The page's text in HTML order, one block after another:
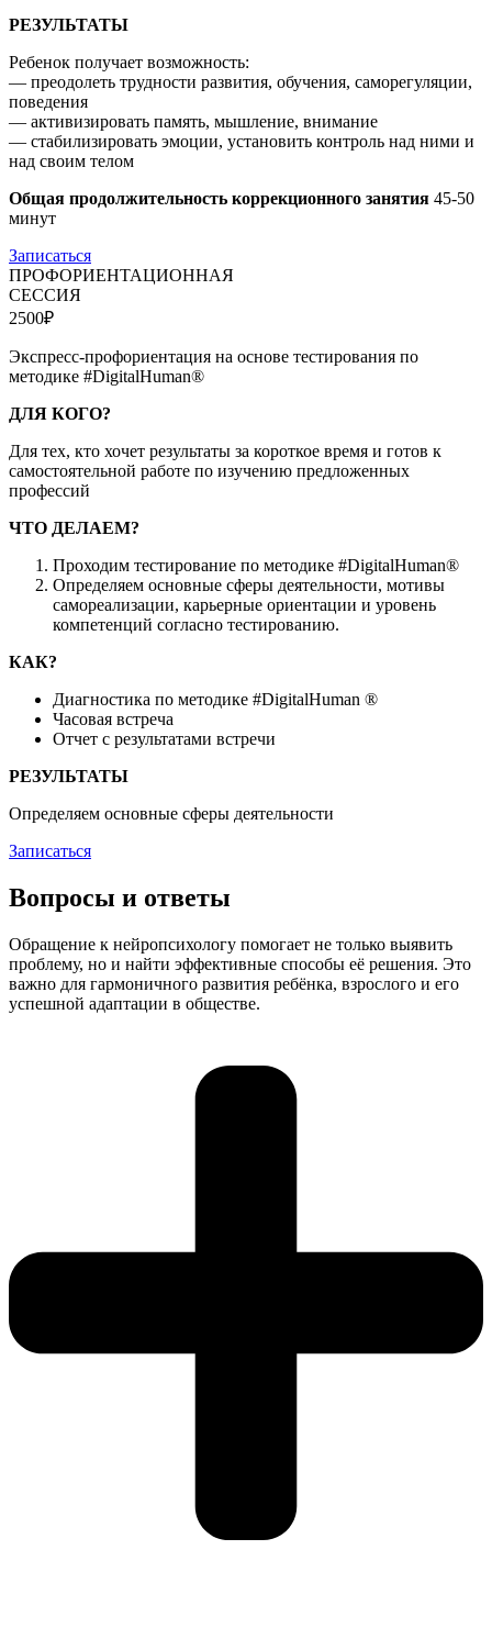
РЕЗУЛЬТАТЫ
Ребенок получает возможность:
— преодолеть трудности развития, обучения, саморегуляции,
поведения
— активизировать память, мышление, внимание
— стабилизировать эмоции, установить контроль над ними и
над своим телом
Общая продолжительность коррекционного занятия 45-50
минут
Записаться
ПРОФОРИЕНТАЦИОННАЯ
СЕССИЯ
2500₽
Экспресс-профориентация на основе тестирования по
методике #DigitalHuman®
ДЛЯ КОГО?
Для тех, кто хочет результаты за короткое время и готов к
самостоятельной работе по изучению предложенных
профессий
ЧТО ДЕЛАЕМ?
Проходим тестирование по методике #DigitalHuman®
Определяем основные сферы деятельности, мотивы
самореализации, карьерные ориентации и уровень
компетенций согласно тестированию.
КАК?
Диагностика по методике #DigitalHuman ®
Часовая встреча
Отчет с результатами встречи
РЕЗУЛЬТАТЫ
Определяем основные сферы деятельности
Записаться
Вопросы и ответы
Обращение к нейропсихологу помогает не только выявить
проблему, но и найти эффективные способы её решения. Это
важно для гармоничного развития ребёнка, взрослого и его
успешной адаптации в обществе.